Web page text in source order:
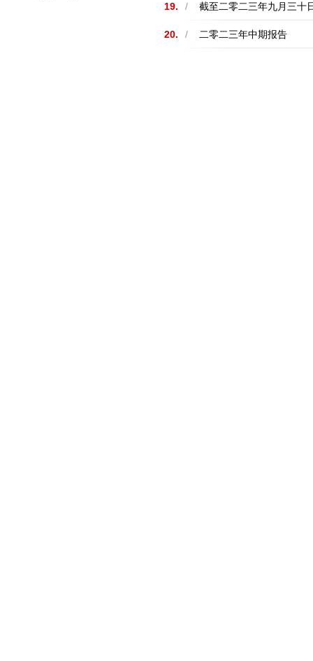
19. / 截至二零二三年九月三十
20. / 二零二三年中期报告